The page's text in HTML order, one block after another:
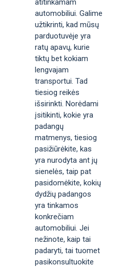
atitinkamam
automobiliui. Galime
užtikrinti, kad mūsų
parduotuvėje yra
ratų apavų, kurie
tiktų bet kokiam
lengvajam
transportui. Tad
tiesiog reikės
išsirinkti. Norėdami
įsitikinti, kokie yra
padangų
matmenys, tiesiog
pasižiūrėkite, kas
yra nurodyta ant jų
sienelės, taip pat
pasidomėkite, kokių
dydžių padangos
yra tinkamos
konkrečiam
automobiliui. Jei
nežinote, kaip tai
padaryti, tai tuomet
pasikonsultuokite